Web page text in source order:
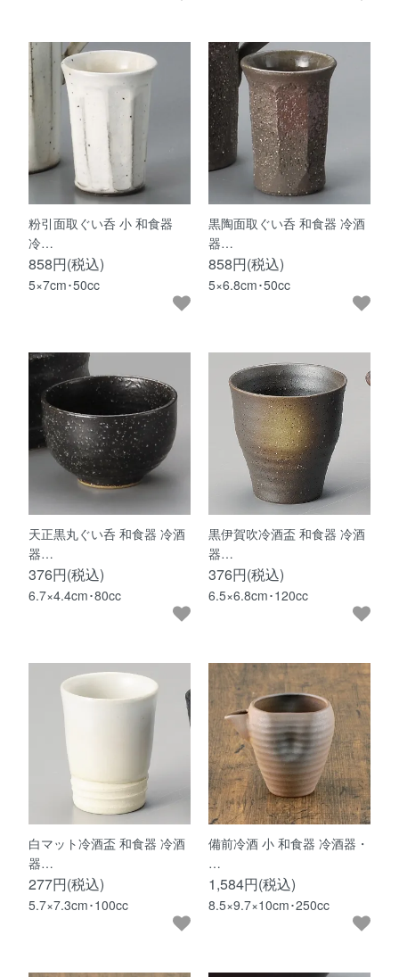
粉引面取ぐい呑 小 和食器
冷…
858円(税込)
5×7cm･50cc
黒陶面取ぐい呑 和食器 冷酒
器…
858円(税込)
5×6.8cm･50cc
天正黒丸ぐい呑 和食器 冷酒
器…
376円(税込)
6.7×4.4cm･80cc
黒伊賀吹冷酒盃 和食器 冷酒
器…
376円(税込)
6.5×6.8cm･120cc
白マット冷酒盃 和食器 冷酒
器…
277円(税込)
5.7×7.3cm･100cc
備前冷酒 小 和食器 冷酒器・
…
1,584円(税込)
8.5×9.7×10cm･250cc